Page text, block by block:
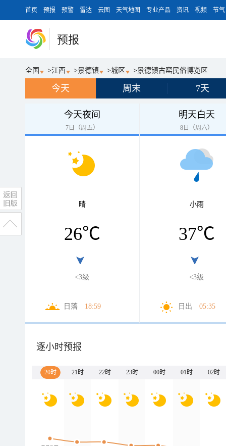
首页 预报 预警 雷达 云图 天气地图 专业产品 资讯 视频 节气
预报
全国 >江西 >景德镇 >城区 >景德镇古窑民俗博览区
今天 周末 7天
今天夜间
7日（周五）
晴
26℃
<3级
日落 18:59
明天白天
8日（周六）
小雨
37℃
<3级
日出 05:35
逐小时预报
20时 21时 22时 23时 00时 01时 02时